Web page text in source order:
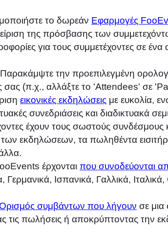
το δωρεάν Εφαρμογές
της πρόσβασης των
για τους συμμετέχοντες σε ένα
την προεπιλεγμένη
σας (π.χ., αλλάξτε το 'Attendees' σε
εικονικές εκδηλώσεις με ευκολία,
συνεδριάσεις και διαδικτυακά
έχουν τους σωστούς συνδέσμους
των εκδηλώσεων, τα πωληθέντα
έρχονται που συνοδεύονται
Ισπανικά, Γαλλικά,
Ορισμός συμβάντων που λήγουν σε μια
τις πωλήσεις ή αποκρύπτοντας την